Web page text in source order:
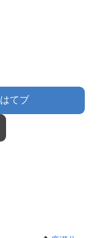
はてブ